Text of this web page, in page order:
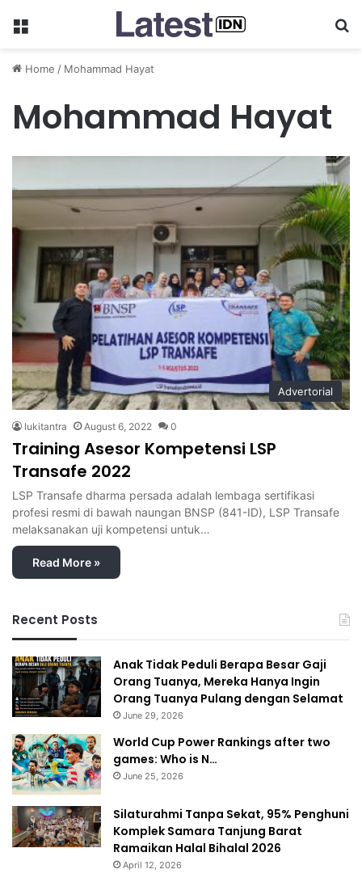
Menu
Home / Mohammad Hayat
Mohammad Hayat
Advertorial
lukitantra August 6, 2022 0
Training Asesor Kompetensi LSP
Transafe 2022
LSP Transafe dharma persada adalah lembaga sertifikasi
profesi resmi di bawah naungan BNSP (841-ID), LSP Transafe
melaksanakan uji kompetensi untuk…
Read More »
Recent Posts
Anak Tidak Peduli Berapa Besar Gaji
Orang Tuanya, Mereka Hanya Ingin
Orang Tuanya Pulang dengan Selamat
June 29, 2026
World Cup Power Rankings after two
games: Who is N…
June 25, 2026
Silaturahmi Tanpa Sekat, 95% Penghuni
Komplek Samara Tanjung Barat
Ramaikan Halal Bihalal 2026
April 12, 2026